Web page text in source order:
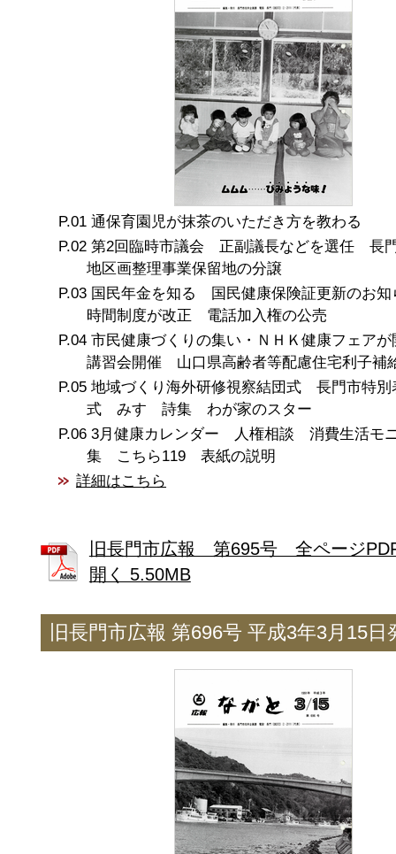
通保育園児が抹茶のいただき方を教わる
第2回臨時市議会 正副議長などを選任 長
地区画整理事業保留地の分譲
国民年金を知る 国民健康保険証更新のお
時間制度が改正 電話加入権の公売
市民健康づくりの集い・ＮＨＫ健康フェア
講習会開催 山口県高齢者等配慮住宅利子補
地域づくり海外研修視察結団式 長門市特別
式 みすゞ詩集 わが家のスター
3月健康カレンダー 人権相談 消費生活モ
集 こちら119 表紙の説明
詳細はこちら
旧長門市広報 第695号 全ページ
開く 5.50MB
旧長門市広報 第696号 平成3年3月15日